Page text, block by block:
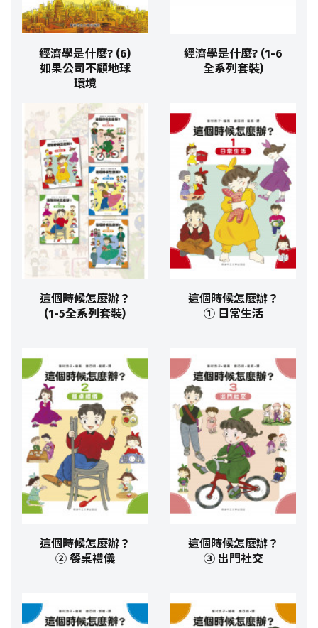
經濟學是什麼? (6)
如果公司不顧地球
環境
經濟學是什麼? (1-6
全系列套裝)
這個時候怎麼辦？
(1-5全系列套裝)
這個時候怎麼辦？
① 日常生活
這個時候怎麼辦？
② 餐桌禮儀
這個時候怎麼辦？
③ 出門社交